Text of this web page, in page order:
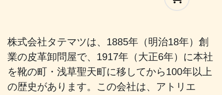
株式会社タテマツは、1885年（明治18年）創
業の皮革卸問屋で、1917年（大正6年）に本社
を靴の町・浅草聖天町に移してから100年以上
の歴史があります。この会社は、アトリエ